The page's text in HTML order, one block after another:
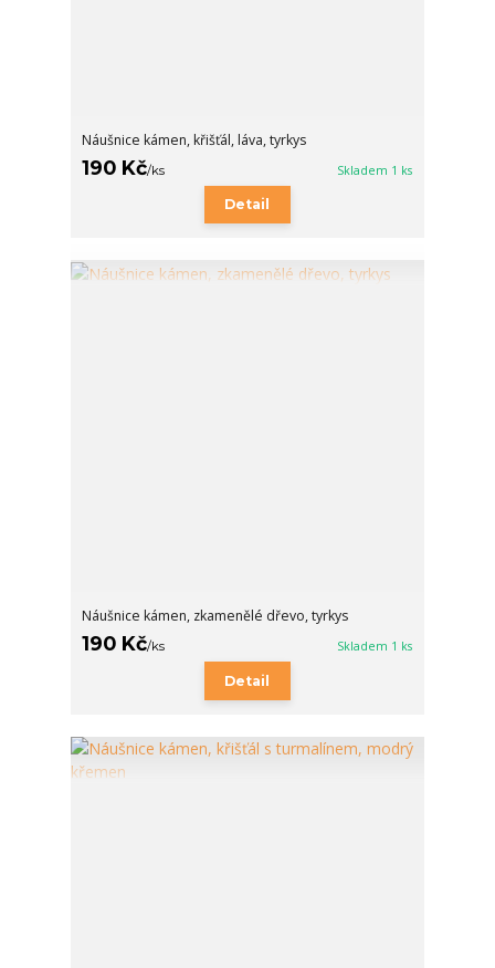
Náušnice kámen, křišťál, láva, tyrkys
190 Kč/ks Skladem 1 ks
Detail
Náušnice kámen, zkamenělé dřevo, tyrkys
190 Kč/ks Skladem 1 ks
Detail